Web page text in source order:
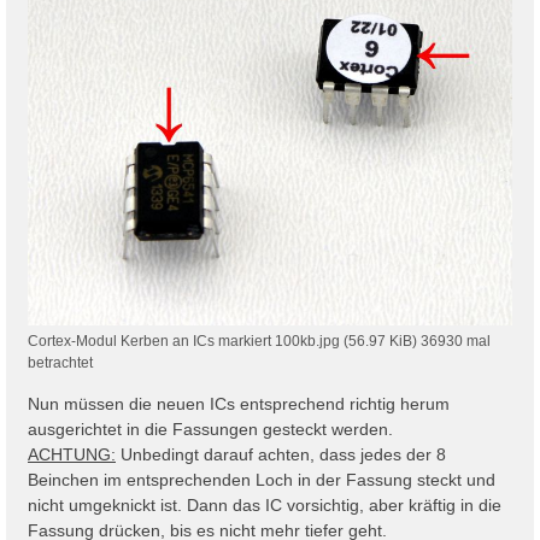
Cortex-Modul Kerben an ICs markiert 100kb.jpg (56.97 KiB) 36930 mal
betrachtet
Nun müssen die neuen ICs entsprechend richtig herum
ausgerichtet in die Fassungen gesteckt werden.
ACHTUNG: Unbedingt darauf achten, dass jedes der 8
Beinchen im entsprechenden Loch in der Fassung steckt und
nicht umgeknickt ist. Dann das IC vorsichtig, aber kräftig in die
Fassung drücken, bis es nicht mehr tiefer geht.